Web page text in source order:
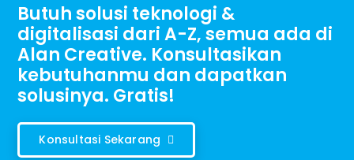
Butuh solusi teknologi &
digitalisasi dari A-Z, semua ada di
Alan Creative. Konsultasikan
kebutuhanmu dan dapatkan
solusinya. Gratis!
Konsultasi Sekarang